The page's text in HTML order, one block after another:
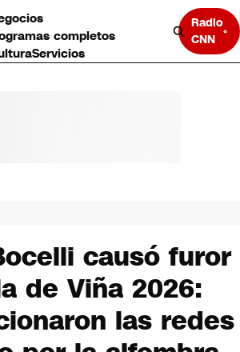
completos
Servicios
Radio
CNN
causó furor
de Viña 2026:
las redes